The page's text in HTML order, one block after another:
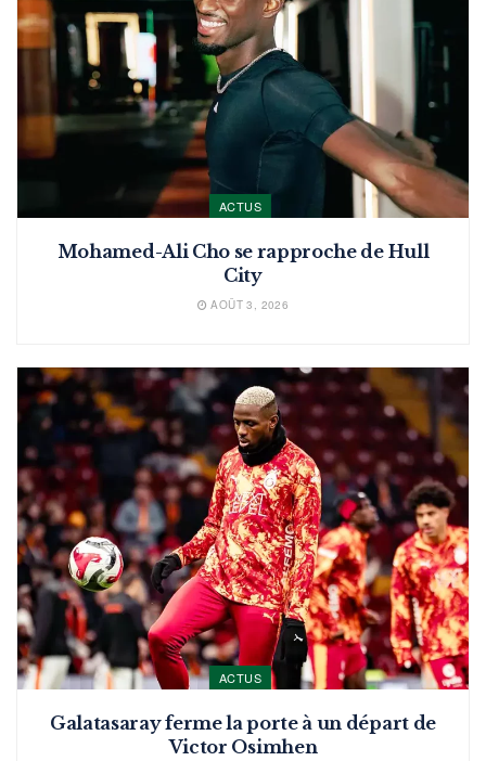
ACTUS
Mohamed-Ali Cho se rapproche de Hull
City
AOÛT 3, 2026
ACTUS
Galatasaray ferme la porte à un départ de
Victor Osimhen